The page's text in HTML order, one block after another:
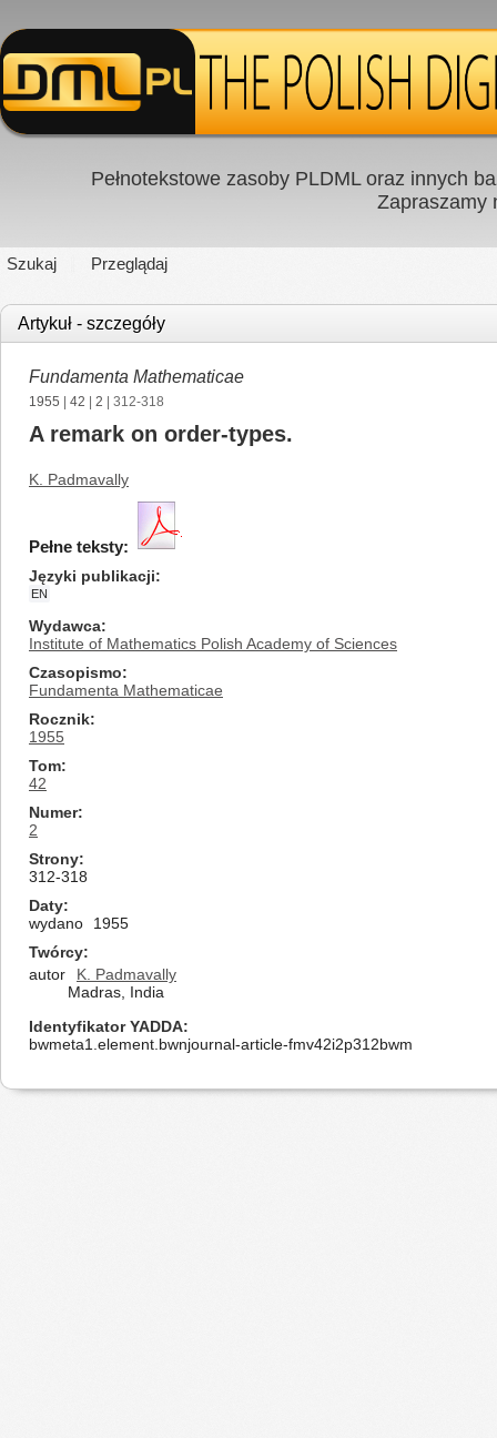
Pełnotekstowe zasoby PLDML oraz innych
Zapraszamy
Szukaj Przeglądaj
Artykuł - szczegóły
Fundamenta Mathematicae
1955 42 2 | 312-318
A remark on order-types.
K. Padmavally
Pełne teksty:
Języki publikacji
EN
Wydawca
Institute of Mathematics Polish Academy of Sciences
Czasopismo
Fundamenta Mathematicae
Rocznik
1955
Tom
42
Numer
2
Strony
312-318
Daty
wydano
1955
Twórcy
autor
K. Padmavally
Madras, India
Identyfikator YADDA
bwmeta1.element.bwnjournal-article-fmv42i2p312bwm